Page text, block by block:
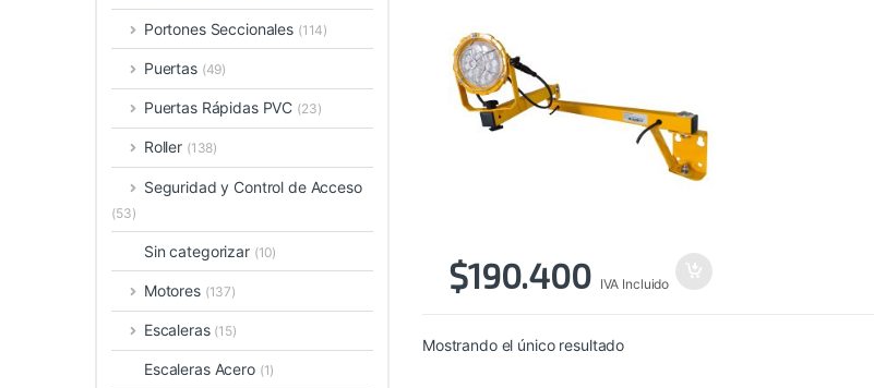
$190.400 IVA Incluido
Mostrando el único resultado
Portones Seccionales (114)
Puertas (49)
Puertas Rápidas PVC (23)
Roller (138)
Seguridad y Control de Acceso
(53)
Sin categorizar (10)
Motores (137)
Escaleras (15)
Escaleras Acero (1)